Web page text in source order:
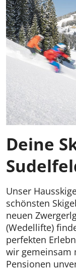
Deine
Unser
schönsten
neuen
(Wedellifte)
perfekten
wir gemeinsam
Pensionen